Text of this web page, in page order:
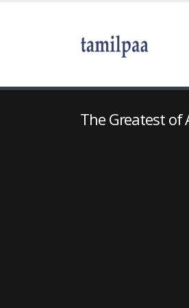
The Greatest of